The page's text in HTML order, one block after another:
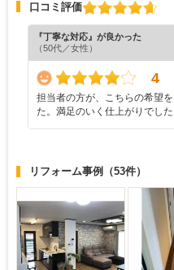
口コミ評価
『丁寧な対応』が良かった
（50代／女性）
4
担当者の方が、こちらの希望
た。満足のいく仕上がりでし
リフォーム事例 （53件）